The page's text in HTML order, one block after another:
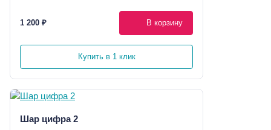
1 200 ₽ В корзину
Купить в 1 клик
Шар цифра 2